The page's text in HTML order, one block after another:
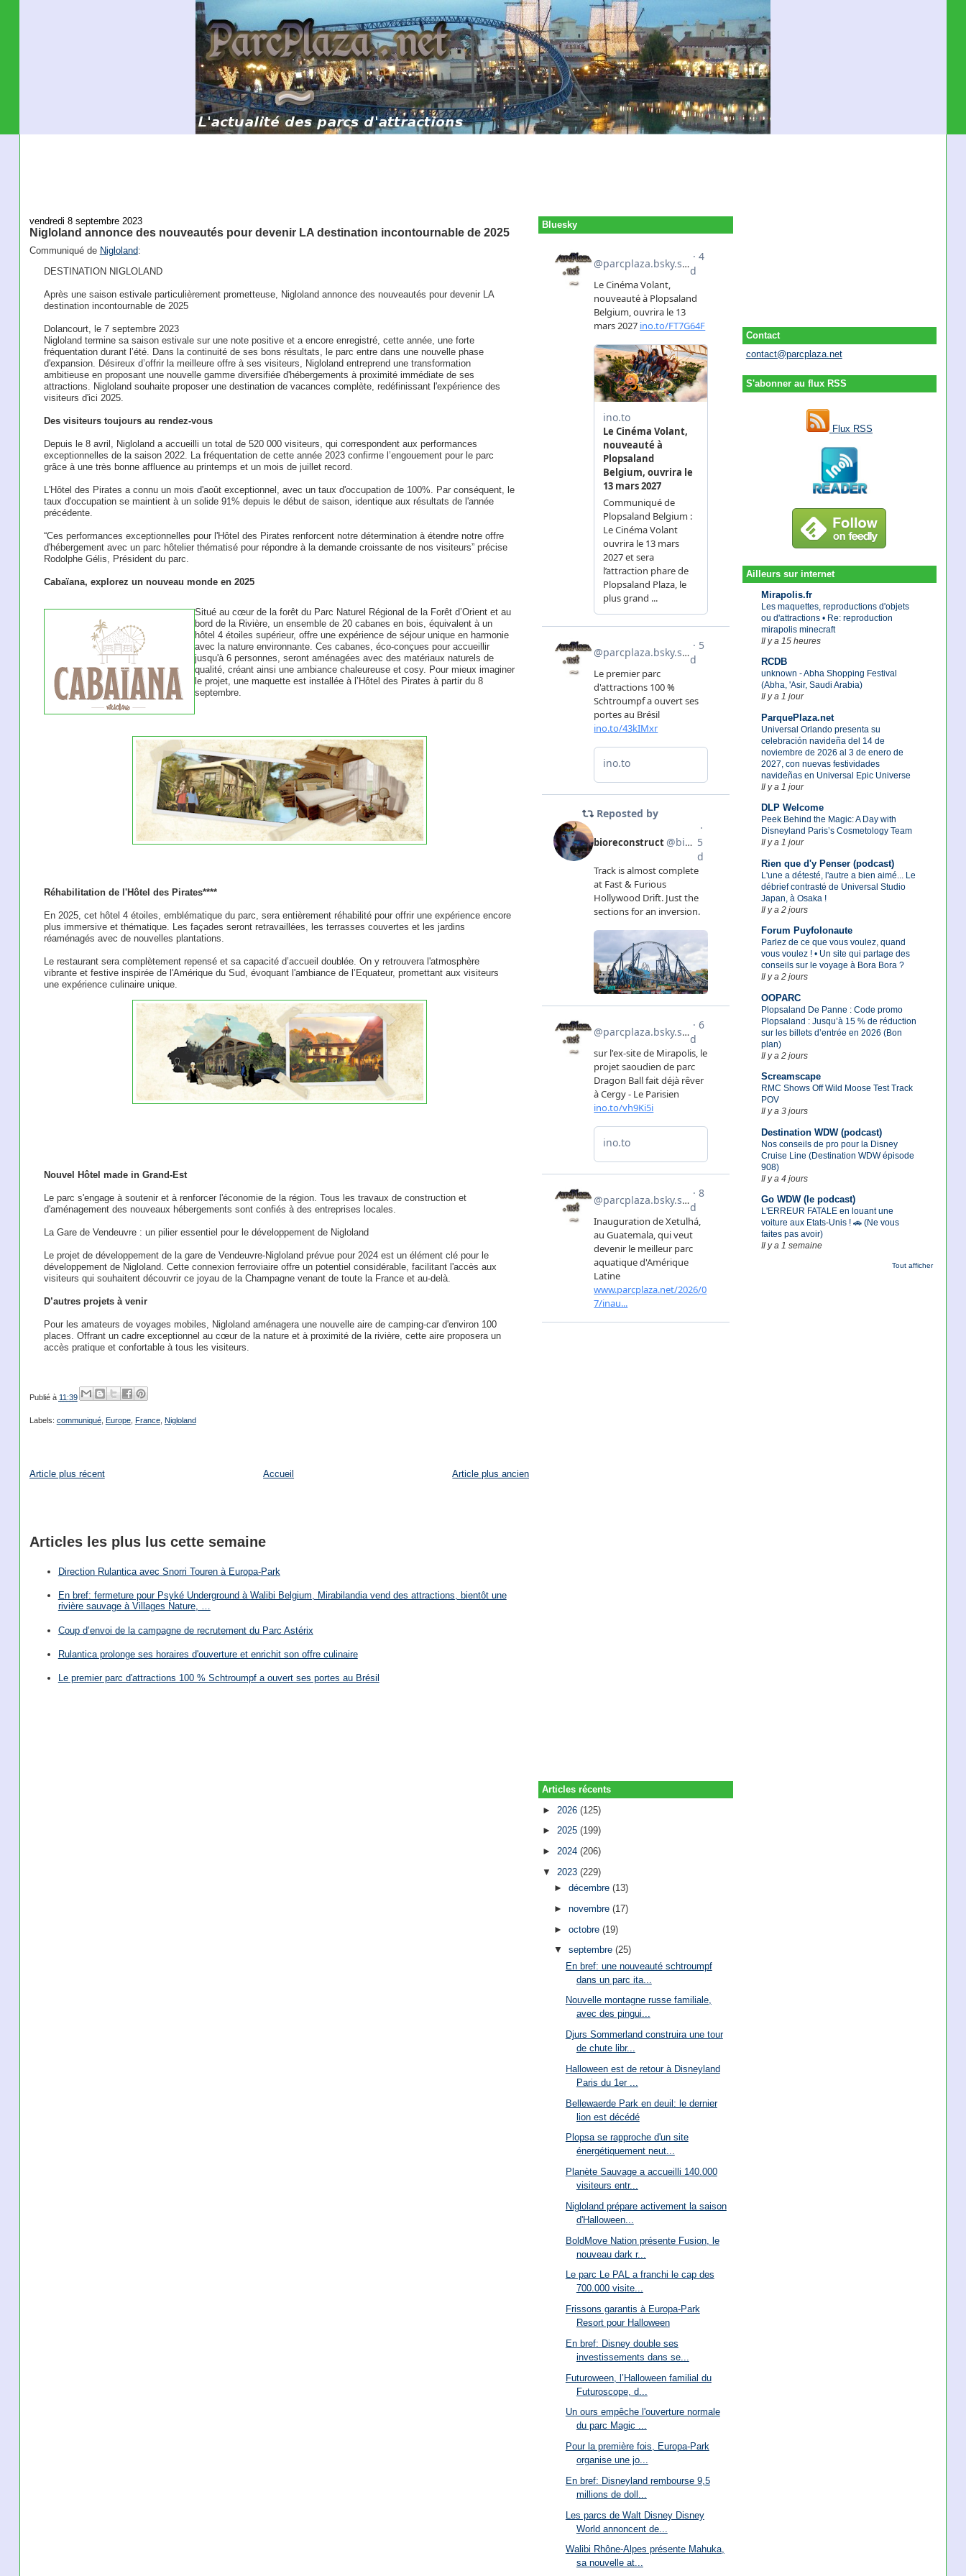
Contact
contact@parcplaza.net
S'abonner au flux RSS
Flux RSS
Ailleurs sur internet
Mirapolis.fr
Les maquettes, reproductions d'objets
ou d'attractions • Re: reproduction
mirapolis minecraft
Il y a 15 heures
RCDB
unknown - Abha Shopping Festival
(Abha, 'Asir, Saudi Arabia)
Il y a 1 jour
ParquePlaza.net
Universal Orlando presenta su
celebración navideña del 14 de
noviembre de 2026 al 3 de enero de
2027, con nuevas festividades
navideñas en Universal Epic Universe
Il y a 1 jour
DLP Welcome
Peek Behind the Magic: A Day with
Disneyland Paris’s Cosmetology Team
Il y a 1 jour
Rien que d'y Penser (podcast)
L'une a détesté, l'autre a bien aimé... Le
débrief contrasté de Universal Studio
Japan, à Osaka !
Il y a 2 jours
Forum Puyfolonaute
Parlez de ce que vous voulez, quand
vous voulez ! • Un site qui partage des
conseils sur le voyage à Bora Bora ?
Il y a 2 jours
OOPARC
Plopsaland De Panne : Code promo
Plopsaland : Jusqu’à 15 % de réduction
sur les billets d’entrée en 2026 (Bon
plan)
Il y a 2 jours
Screamscape
RMC Shows Off Wild Moose Test Track
POV
Il y a 3 jours
Destination WDW (podcast)
Nos conseils de pro pour la Disney
Cruise Line (Destination WDW épisode
908)
Il y a 4 jours
Go WDW (le podcast)
L'ERREUR FATALE en louant une
voiture aux Etats-Unis ! 🚗 (Ne vous
faites pas avoir)
Il y a 1 semaine
Tout afficher
vendredi 8 septembre 2023
Nigloland annonce des nouveautés pour devenir LA destination incontournable de 2025
Communiqué de Nigloland:
DESTINATION NIGLOLAND
Après une saison estivale particulièrement prometteuse, Nigloland annonce des nouveautés pour devenir LA
destination incontournable de 2025
Dolancourt, le 7 septembre 2023
Nigloland termine sa saison estivale sur une note positive et a encore enregistré, cette année, une forte
fréquentation durant l’été. Dans la continuité de ses bons résultats, le parc entre dans une nouvelle phase
d'expansion. Désireux d’offrir la meilleure offre à ses visiteurs, Nigloland entreprend une transformation
ambitieuse en proposant une nouvelle gamme diversifiée d'hébergements à proximité immédiate de ses
attractions. Nigloland souhaite proposer une destination de vacances complète, redéfinissant l'expérience des
visiteurs d'ici 2025.
Des visiteurs toujours au rendez-vous
Depuis le 8 avril, Nigloland a accueilli un total de 520 000 visiteurs, qui correspondent aux performances
exceptionnelles de la saison 2022. La fréquentation de cette année 2023 confirme l’engouement pour le parc
grâce à une très bonne affluence au printemps et un mois de juillet record.
L'Hôtel des Pirates a connu un mois d'août exceptionnel, avec un taux d'occupation de 100%. Par conséquent, le
taux d'occupation se maintient à un solide 91% depuis le début de saison, identique aux résultats de l'année
précédente.
“Ces performances exceptionnelles pour l'Hôtel des Pirates renforcent notre détermination à étendre notre offre
d'hébergement avec un parc hôtelier thématisé pour répondre à la demande croissante de nos visiteurs” précise
Rodolphe Gélis, Président du parc.
Cabaïana, explorez un nouveau monde en 2025
Situé au cœur de la forêt du Parc Naturel Régional de la Forêt d’Orient et au
bord de la Rivière, un ensemble de 20 cabanes en bois, équivalent à un
hôtel 4 étoiles supérieur, offre une expérience de séjour unique en harmonie
avec la nature environnante. Ces cabanes, éco-conçues pour accueillir
jusqu'à 6 personnes, seront aménagées avec des matériaux naturels de
qualité, créant ainsi une ambiance chaleureuse et cosy. Pour mieux imaginer
le projet, une maquette est installée à l’Hôtel des Pirates à partir du 8
septembre.
Réhabilitation de l'Hôtel des Pirates****
En 2025, cet hôtel 4 étoiles, emblématique du parc, sera entièrement réhabilité pour offrir une expérience encore
plus immersive et thématique. Les façades seront retravaillées, les terrasses couvertes et les jardins
réaménagés avec de nouvelles plantations.
Le restaurant sera complètement repensé et sa capacité d’accueil doublée. On y retrouvera l'atmosphère
vibrante et festive inspirée de l'Amérique du Sud, évoquant l'ambiance de l’Equateur, promettant aux visiteurs
une expérience culinaire unique.
Nouvel Hôtel made in Grand-Est
Le parc s'engage à soutenir et à renforcer l'économie de la région. Tous les travaux de construction et
d'aménagement des nouveaux hébergements sont confiés à des entreprises locales.
La Gare de Vendeuvre : un pilier essentiel pour le développement de Nigloland
Le projet de développement de la gare de Vendeuvre-Nigloland prévue pour 2024 est un élément clé pour le
développement de Nigloland. Cette connexion ferroviaire offre un potentiel considérable, facilitant l'accès aux
visiteurs qui souhaitent découvrir ce joyau de la Champagne venant de toute la France et au-delà.
D’autres projets à venir
Pour les amateurs de voyages mobiles, Nigloland aménagera une nouvelle aire de camping-car d'environ 100
places. Offrant un cadre exceptionnel au cœur de la nature et à proximité de la rivière, cette aire proposera un
accès pratique et confortable à tous les visiteurs.
Publié à 11:39
Labels: communiqué, Europe, France, Nigloland
Article plus récent Article plus ancien
Accueil
Articles les plus lus cette semaine
Direction Rulantica avec Snorri Touren à Europa-Park
En bref: fermeture pour Psyké Underground à Walibi Belgium, Mirabilandia vend des attractions, bientôt une
rivière sauvage à Villages Nature, …
Coup d’envoi de la campagne de recrutement du Parc Astérix
Rulantica prolonge ses horaires d'ouverture et enrichit son offre culinaire
Le premier parc d'attractions 100 % Schtroumpf a ouvert ses portes au Brésil
Bluesky
Articles récents
► 2026(125)
►2025(199)
►2024(206)
▼ 2023(229)
► décembre (13)
► novembre (17)
► octobre (19)
▼ septembre (25)
En bref: une nouveauté schtroumpf
dans un parc ita...
Nouvelle montagne russe familiale,
avec des pingui...
Djurs Sommerland construira une tour
de chute libr...
Halloween est de retour à Disneyland
Paris du 1er ...
Bellewaerde Park en deuil: le dernier
lion est décédé
Plopsa se rapproche d'un site
énergétiquement neut...
Planète Sauvage a accueilli 140.000
visiteurs entr...
Nigloland prépare activement la saison
d'Halloween...
BoldMove Nation présente Fusion, le
nouveau dark r...
Le parc Le PAL a franchi le cap des
700.000 visite...
Frissons garantis à Europa-Park
Resort pour Halloween
En bref: Disney double ses
investissements dans se...
Futuroween, l’Halloween familial du
Futuroscope, d...
Un ours empêche l'ouverture normale
du parc Magic ...
Pour la première fois, Europa-Park
organise une jo...
En bref: Disneyland rembourse 9,5
millions de doll...
Les parcs de Walt Disney Disney
World annoncent de...
Walibi Rhône-Alpes présente Mahuka,
sa nouvelle at...